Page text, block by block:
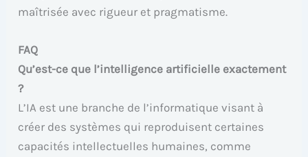
maîtrisée avec rigueur et pragmatisme.
FAQ
Qu’est-ce que l’intelligence artificielle exactement
?
L’IA est une branche de l’informatique visant à
créer des systèmes qui reproduisent certaines
capacités intellectuelles humaines, comme